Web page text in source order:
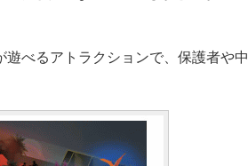
べるアトラクションで、保護者や中